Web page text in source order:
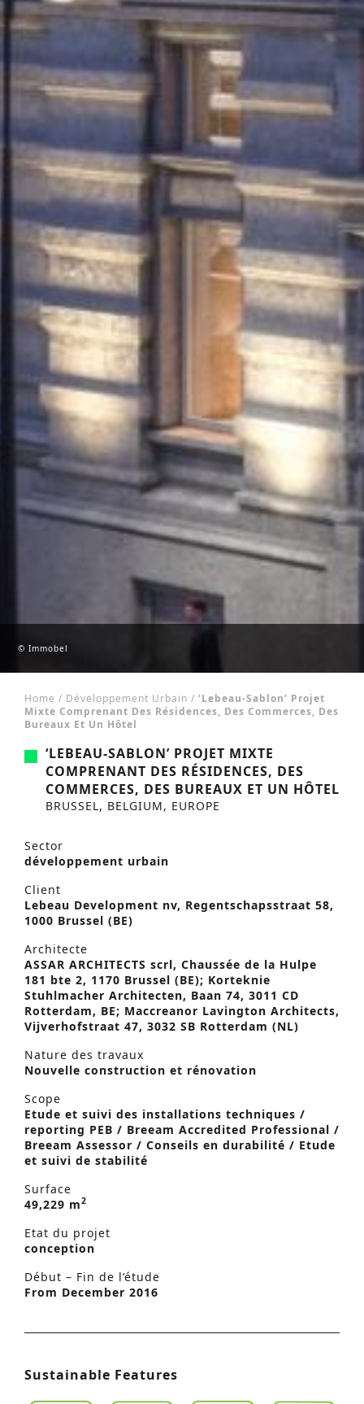
© Immobel
Home / Développement Urbain / ‘Lebeau-Sablon’ Projet
Mixte Comprenant Des Résidences, Des Commerces, Des
Bureaux Et Un Hôtel
‘LEBEAU-SABLON’ PROJET MIXTE
COMPRENANT DES RÉSIDENCES, DES
COMMERCES, DES BUREAUX ET UN HÔTEL
BRUSSEL, BELGIUM, EUROPE
Sector
développement urbain
Client
Lebeau Development nv, Regentschapsstraat 58,
1000 Brussel (BE)
Architecte
ASSAR ARCHITECTS scrl, Chaussée de la Hulpe
181 bte 2, 1170 Brussel (BE); Korteknie
Stuhlmacher Architecten, Baan 74, 3011 CD
Rotterdam, BE; Maccreanor Lavington Architects,
Vijverhofstraat 47, 3032 SB Rotterdam (NL)
Nature des travaux
Nouvelle construction et rénovation
Scope
Etude et suivi des installations techniques /
reporting PEB / Breeam Accredited Professional /
Breeam Assessor / Conseils en durabilité / Etude
et suivi de stabilité
Surface
49,229 m2
Etat du projet
conception
Début – Fin de l’étude
From December 2016
Sustainable Features